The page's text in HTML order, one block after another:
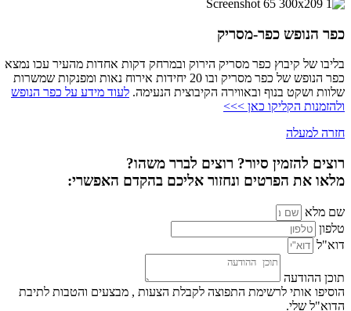
כפר הנופש כפר-מסריק
בליבו של קיבוץ כפר מסריק הירוק ובמרחק דקות אחדות מהעיר עכו נמצא
כפר הנופש של כפר מסריק ובו 20 יחידות אירוח נאות ומפנקות שמשרות
שלוות ושקט בנוף ובאווירה הקיבוצית הנעימה.לעוד מידע על כפר הנופש
ולהזמנות הקליקו כאן >>>
חזרה למעלה
רוצים להזמין סיור? רוצים לברר משהו?
מלאו את הפרטים ונחזור אליכם בהקדם האפשרי:
שם מלא
טלפון
דוא"ל
תוכן ההודעה
הוסיפו אותי לרשימת התפוצה לקבלת הצעות , מבצעים והטבות לתיבת
הדוא"ל שלי.